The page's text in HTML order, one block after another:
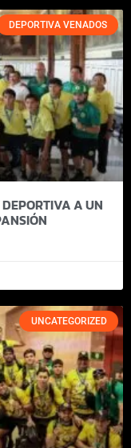
DEPORTIVA VENADOS
A UN
UNCATEGORIZED